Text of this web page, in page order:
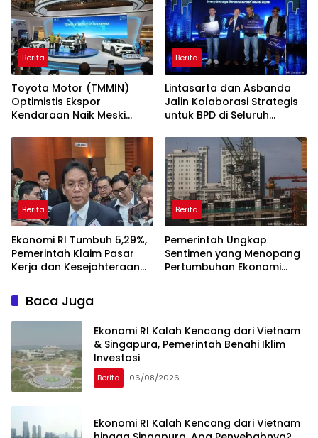
Berita
Toyota Motor (TMMIN)
Optimistis Ekspor
Kendaraan Naik Meski
Berita
Lintasarta dan Asbanda
Jalin Kolaborasi Strategis
untuk BPD di Seluruh
Berita
Ekonomi RI Tumbuh 5,29%,
Pemerintah Klaim Pasar
Kerja dan Kesejahteraan
Berita
Pemerintah Ungkap
Sentimen yang Menopang
Pertumbuhan Ekonomi
Baca Juga
Ekonomi RI Kalah Kencang dari Vietnam
& Singapura, Pemerintah Benahi Iklim
Investasi
Berita 06/08/2026
Ekonomi RI Kalah Kencang dari Vietnam